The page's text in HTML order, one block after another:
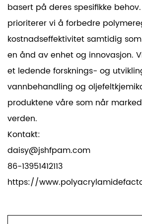
basert på deres spesifikke
prioriterer vi å forbedre
kostnadseffektivitet samtidig
en ånd av enhet og innovasjon.
et ledende forsknings- og
vannbehandling og
produktene våre som når
verden.
Kontakt:
daisy@jshfpam.com
86-13951412113
https://